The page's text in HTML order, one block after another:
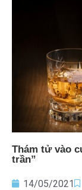
Thám tử vào
trần”
14/05/2021